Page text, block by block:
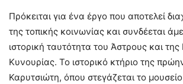
Πρόκειται για ένα έργο που αποτελεί
της τοπικής κοινωνίας και συνδέεται
ιστορική ταυτότητα του Άστρους και της
Κυνουρίας. Το ιστορικό κτήριο της
Καρυτσιώτη, όπου στεγάζεται το